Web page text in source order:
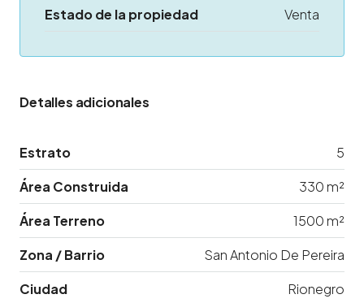
Estado de la propiedad
Venta
Detalles adicionales
Estrato
5
Área Construida
330 m²
Área Terreno
1500 m²
Zona / Barrio
San Antonio De Pereira
Ciudad
Rionegro